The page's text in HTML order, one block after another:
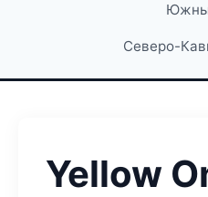
Северо-
Yellow